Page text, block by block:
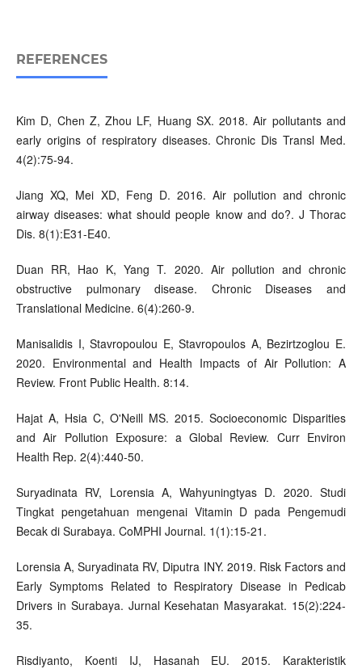
REFERENCES
Kim D, Chen Z, Zhou LF, Huang SX. 2018. Air pollutants and
early origins of respiratory diseases. Chronic Dis Transl Med.
4(2):75-94.
Jiang XQ, Mei XD, Feng D. 2016. Air pollution and chronic
airway diseases: what should people know and do?. J Thorac
Dis. 8(1):E31-E40.
Duan RR, Hao K, Yang T. 2020. Air pollution and chronic
obstructive pulmonary disease. Chronic Diseases and
Translational Medicine. 6(4):260-9.
Manisalidis I, Stavropoulou E, Stavropoulos A, Bezirtzoglou E.
2020. Environmental and Health Impacts of Air Pollution: A
Review. Front Public Health. 8:14.
Hajat A, Hsia C, O'Neill MS. 2015. Socioeconomic Disparities
and Air Pollution Exposure: a Global Review. Curr Environ
Health Rep. 2(4):440-50.
Suryadinata RV, Lorensia A, Wahyuningtyas D. 2020. Studi
Tingkat pengetahuan mengenai Vitamin D pada Pengemudi
Becak di Surabaya. CoMPHI Journal. 1(1):15-21.
Lorensia A, Suryadinata RV, Diputra INY. 2019. Risk Factors and
Early Symptoms Related to Respiratory Disease in Pedicab
Drivers in Surabaya. Jurnal Kesehatan Masyarakat. 15(2):224-
35.
Risdiyanto, Koenti IJ, Hasanah EU. 2015. Karakteristik